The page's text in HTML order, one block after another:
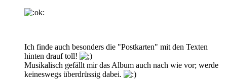
Ich finde auch besonders die "Postkarten" mit den Texten
hinten drauf toll!
Musikalisch gefällt mir das Album auch nach wie vor; werde
keineswegs überdrüssig dabei.